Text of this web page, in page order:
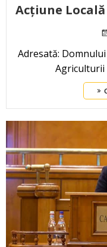
Acțiune
Adresată:
Agriculturii